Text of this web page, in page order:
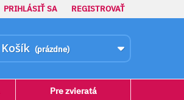
PRIHLÁSIŤ SA REGISTROVAŤ
Košík (prázdne)
Pre zvieratá